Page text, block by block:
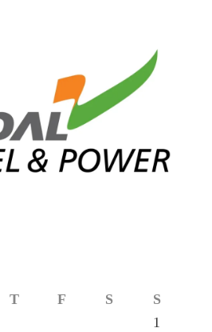
T F S
S
1